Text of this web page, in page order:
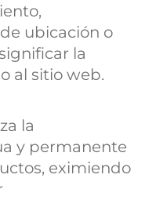
ubicación o
la
al sitio web.
la
y permanente
eximiendo